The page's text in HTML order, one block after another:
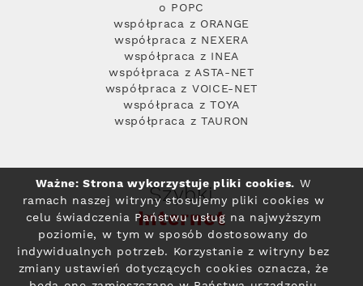
o POPC
współpraca z ORANGE
współpraca z NEXERA
współpraca z INEA
współpraca z ASTA-NET
współpraca z VOICE-NET
współpraca z TOYA
współpraca z TAURON
Szybki
Internet
Ważne: Strona wykorzystuje pliki cookies. W
ramach naszej witryny stosujemy pliki cookies w
celu świadczenia Państwu usług na najwyższym
poziomie, w tym w sposób dostosowany do
indywidualnych potrzeb. Korzystanie z witryny bez
zmiany ustawień dotyczących cookies oznacza, że